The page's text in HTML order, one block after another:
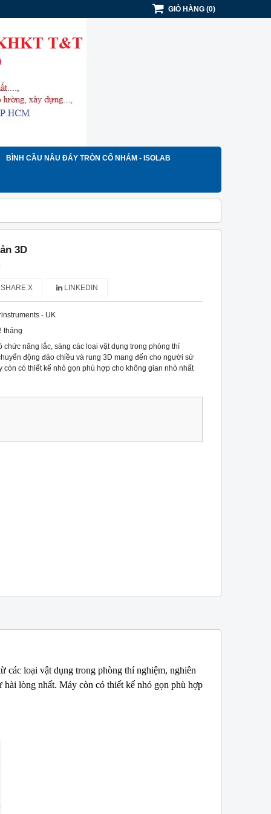
GIỎ HÀNG (0)
BÌNH CẦU NÂU ĐÁY TRÒN CỔ NHÁM - ISOLAB
NEW
3D
SHARE X LINKEDIN
- UK
tháng
chức năng lắc, sàng các loại vật dụng trong phòng thí
động đảo chiều và rung 3D mang đến cho người sử
còn có thiết kế nhỏ gọn phù hợp cho không gian nhỏ nhất
các loại vật dụng trong phòng thí nghiệm, nghiên
lòng nhất. Máy còn có thiết kế nhỏ gọn phù hợp